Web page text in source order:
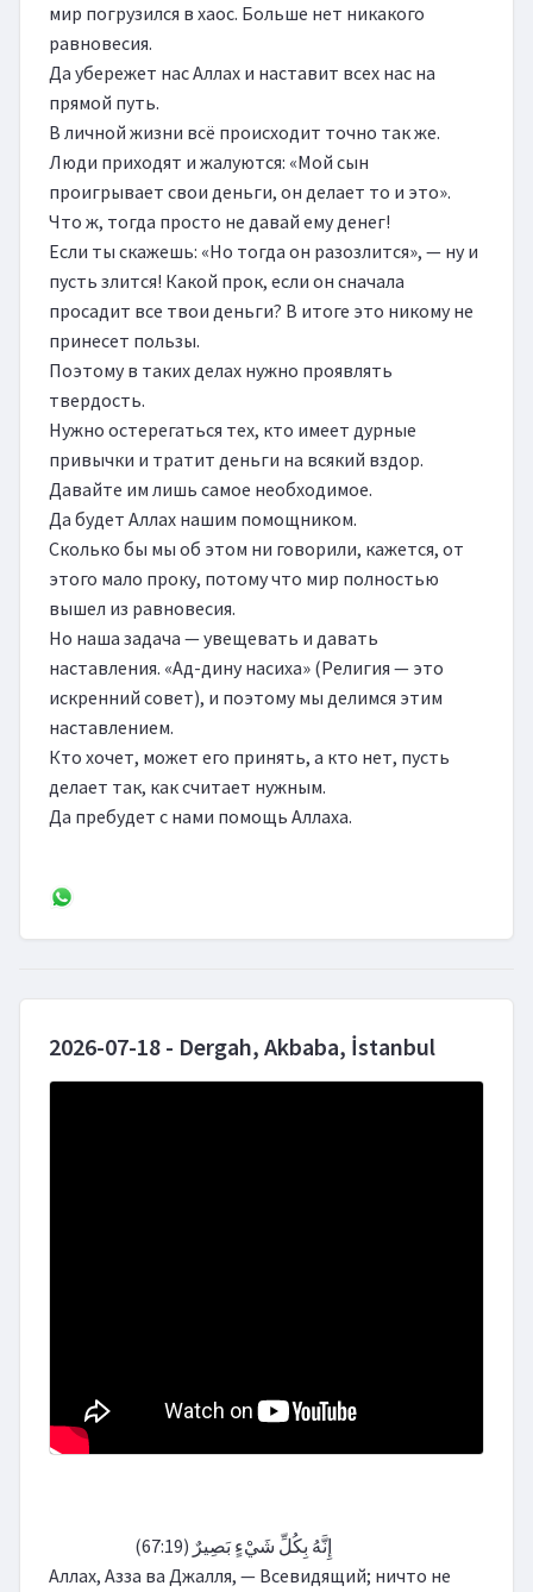
мир погрузился в хаос. Больше нет никакого
равновесия.
Да убережет нас Аллах и наставит всех нас на
прямой путь.
В личной жизни всё происходит точно так же.
Люди приходят и жалуются: «Мой сын
проигрывает свои деньги, он делает то и это».
Что ж, тогда просто не давай ему денег!
Если ты скажешь: «Но тогда он разозлится», — ну и
пусть злится! Какой прок, если он сначала
просадит все твои деньги? В итоге это никому не
принесет пользы.
Поэтому в таких делах нужно проявлять
твердость.
Нужно остерегаться тех, кто имеет дурные
привычки и тратит деньги на всякий вздор.
Давайте им лишь самое необходимое.
Да будет Аллах нашим помощником.
Сколько бы мы об этом ни говорили, кажется, от
этого мало проку, потому что мир полностью
вышел из равновесия.
Но наша задача — увещевать и давать
наставления. «Ад-дину насиха» (Религия — это
искренний совет), и поэтому мы делимся этим
наставлением.
Кто хочет, может его принять, а кто нет, пусть
делает так, как считает нужным.
Да пребудет с нами помощь Аллаха.
2026-07-18 - Dergah, Akbaba, İstanbul
Аллах, Азза ва Джалля, — Всевидящий; ничто не